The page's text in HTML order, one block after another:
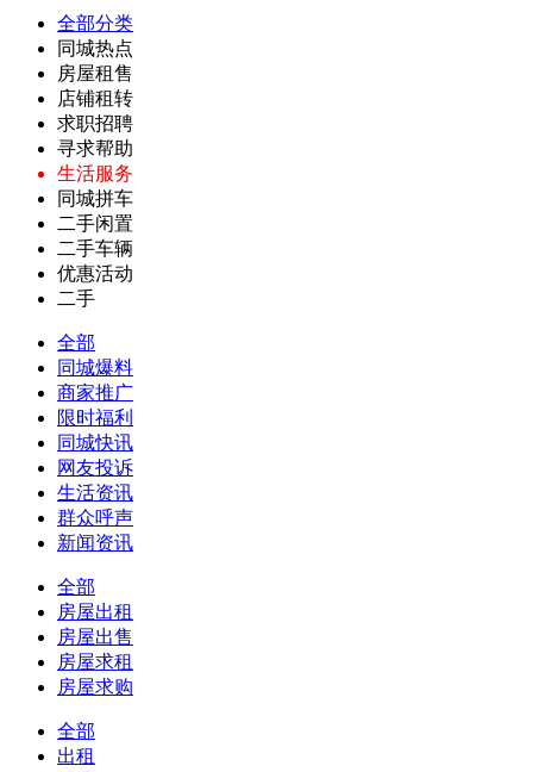
全部分类
同城热点
房屋租售
店铺租转
求职招聘
寻求帮助
生活服务
同城拼车
二手闲置
二手车辆
优惠活动
二手
全部
同城爆料
商家推广
限时福利
同城快讯
网友投诉
生活资讯
群众呼声
新闻资讯
全部
房屋出租
房屋出售
房屋求租
房屋求购
全部
出租